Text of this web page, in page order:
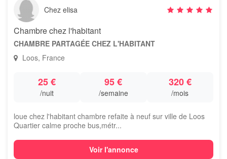
Chez elisa
Chambre chez l'habitant
CHAMBRE PARTAGÉE CHEZ L'HABITANT
Loos, France
25 €
/nuit
95 €
/semaine
320 €
/mois
loue chez l'habitant chambre refaite à neuf sur ville de Loos
Quartier calme proche bus,métr...
Voir l'annonce